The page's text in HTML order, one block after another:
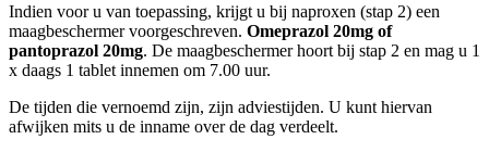
Indien voor u van toepassing, krijgt u bij naproxen (stap 2) een
maagbeschermer voorgeschreven. Omeprazol 20mg of
pantoprazol 20mg. De maagbeschermer hoort bij stap 2 en mag u 1
x daags 1 tablet innemen om 7.00 uur.
De tijden die vernoemd zijn, zijn adviestijden. U kunt hiervan
afwijken mits u de inname over de dag verdeelt.